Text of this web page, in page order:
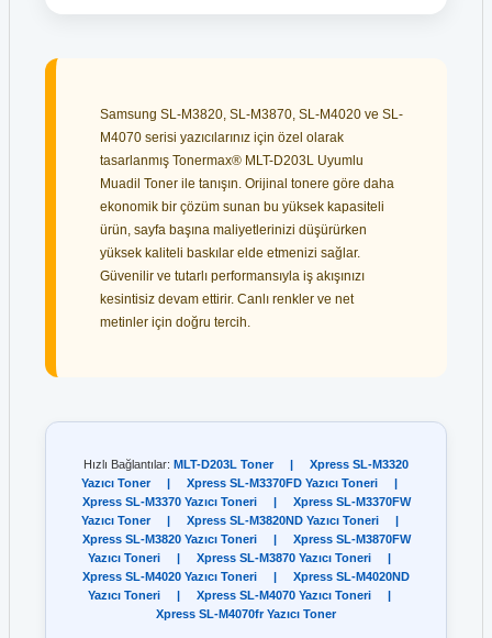
Samsung SL-M3820, SL-M3870, SL-M4020 ve SL-
M4070 serisi yazıcılarınız için özel olarak
tasarlanmış Tonermax® MLT-D203L Uyumlu
Muadil Toner ile tanışın. Orijinal tonere göre daha
ekonomik bir çözüm sunan bu yüksek kapasiteli
ürün, sayfa başına maliyetlerinizi düşürürken
yüksek kaliteli baskılar elde etmenizi sağlar.
Güvenilir ve tutarlı performansıyla iş akışınızı
kesintisiz devam ettirir. Canlı renkler ve net
metinler için doğru tercih.
Hızlı Bağlantılar: MLT-D203L Toner |
Xpress SL-M3320
Yazıcı Toner
| Xpress SL-M3370FD Yazıcı Toneri
|
Xpress SL-M3370 Yazıcı Toneri
|
Xpress SL-M3370FW
Yazıcı Toner
| Xpress SL-M3820ND Yazıcı Toneri
|
Xpress SL-M3820 Yazıcı Toneri
|
Xpress SL-M3870FW
Yazıcı Toneri
| Xpress SL-M3870 Yazıcı Toneri
|
Xpress SL-M4020 Yazıcı Toneri
|
Xpress SL-M4020ND
Yazıcı Toneri
| Xpress SL-M4070 Yazıcı Toneri
|
Xpress SL-M4070fr Yazıcı Toner